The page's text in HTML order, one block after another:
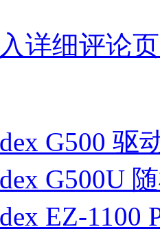
详细评论
G500 驱
G500U
EZ-1100